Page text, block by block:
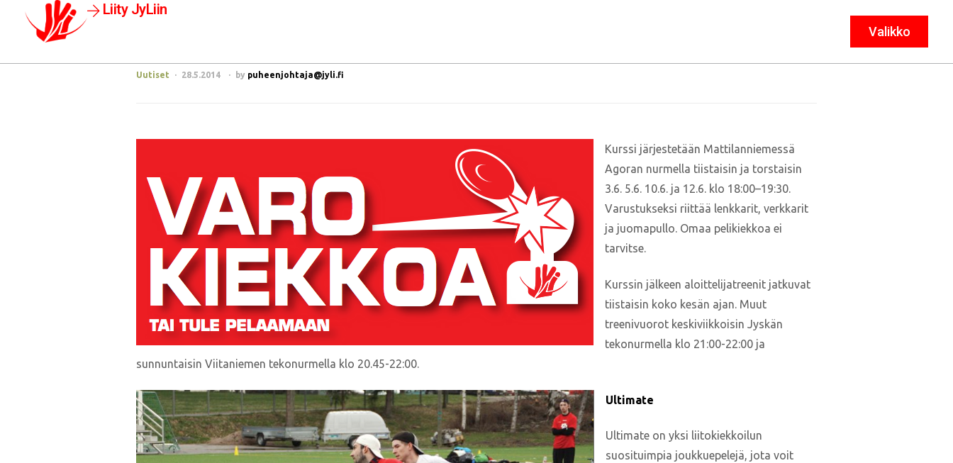
Liity JyLiin
Valikko
Sulje
Uutiset 28.5.2014 by puheenjohtaja@jyli.fi
Kurssi järjestetään Mattilanniemessä
Agoran nurmella tiistaisin ja torstaisin
3.6. 5.6. 10.6. ja 12.6. klo 18:00–19:30.
Varustukseksi riittää lenkkarit, verkkarit
ja juomapullo. Omaa pelikiekkoa ei
tarvitse.
Kurssin jälkeen aloittelijatreenit jatkuvat
tiistaisin koko kesän ajan. Muut
treenivuorot keskiviikkoisin Jyskän
tekonurmella klo 21:00-22:00 ja
sunnuntaisin Viitaniemen tekonurmella klo 20.45-22:00.
Ultimate
Ultimate on yksi liitokiekkoilun
suosituimpia joukkuepelejä, jota voit